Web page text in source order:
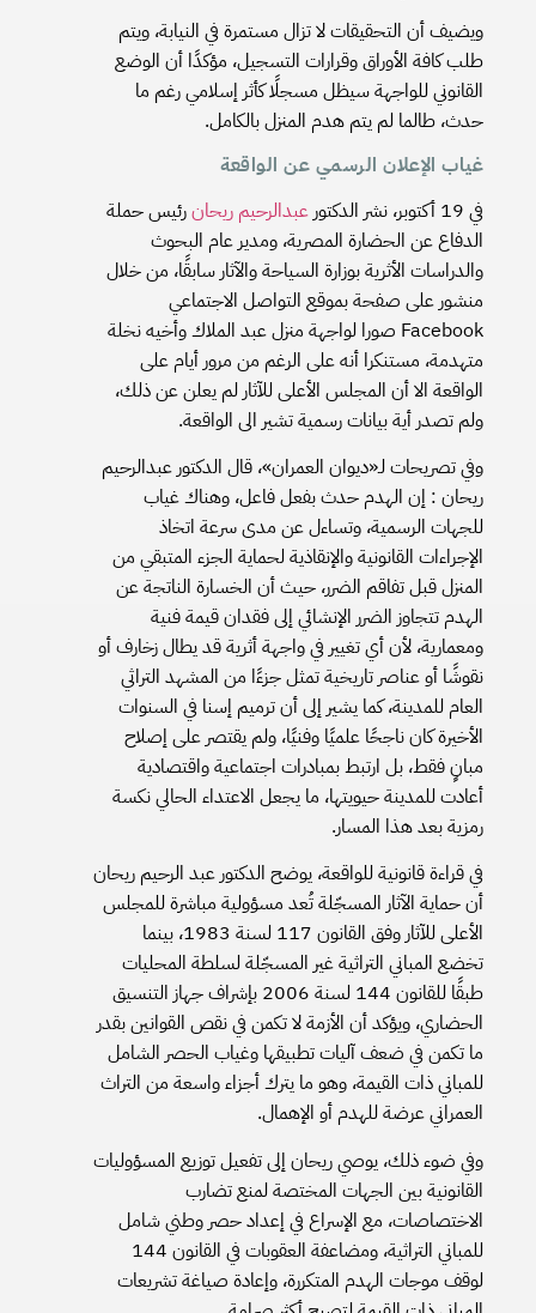
ويضيف أن التحقيقات لا تزال مستمرة في النيابة، ويتم
طلب كافة الأوراق وقرارات التسجيل، مؤكدًا أن الوضع
القانوني للواجهة سيظل مسجلًا كأثر إسلامي رغم ما
حدث، طالما لم يتم هدم المنزل بالكامل.
غياب الإعلان الرسمي عن الواقعة
في 19 أكتوبر، نشر الدكتور
عبدالرحيم ريحانرئيس حملة
الدفاع عن الحضارة المصرية، ومدير عام البحوث
والدراسات الأثرية بوزارة السياحة والآثار سابقًا، من خلال
منشور على صفحة بموقع التواصل الاجتماعي
Facebook صورا لواجهة منزل عبد الملاك وأخيه نخلة
متهدمة، مستنكرا أنه على الرغم من مرور أيام على
الواقعة الا أن المجلس الأعلى للآثار لم يعلن عن ذلك،
ولم تصدر أية بيانات رسمية تشير الى الواقعة.
وفي تصريحات لـ«ديوان العمران»، قال الدكتور عبدالرحيم
ريحان : إن الهدم حدث بفعل فاعل، وهناك غياب
للجهات الرسمية، وتساءل عن مدى سرعة اتخاذ
الإجراءات القانونية والإنقاذية لحماية الجزء المتبقي من
المنزل قبل تفاقم الضرر، حيث أن الخسارة الناتجة عن
الهدم تتجاوز الضرر الإنشائي إلى فقدان قيمة فنية
ومعمارية، لأن أي تغيير في واجهة أثرية قد يطال زخارف أو
نقوشًا أو عناصر تاريخية تمثل جزءًا من المشهد التراثي
العام للمدينة، كما يشير إلى أن ترميم إسنا في السنوات
الأخيرة كان ناجحًا علميًا وفنيًا، ولم يقتصر على إصلاح
مبانٍ فقط، بل ارتبط بمبادرات اجتماعية واقتصادية
أعادت للمدينة حيويتها، ما يجعل الاعتداء الحالي نكسة
رمزية بعد هذا المسار.
في قراءة قانونية للواقعة، يوضح الدكتور عبد الرحيم ريحان
أن حماية الآثار المسجّلة تُعد مسؤولية مباشرة للمجلس
الأعلى للآثار وفق القانون 117 لسنة 1983، بينما
تخضع المباني التراثية غير المسجّلة لسلطة المحليات
طبقًا للقانون 144 لسنة 2006 بإشراف جهاز التنسيق
الحضاري، ويؤكد أن الأزمة لا تكمن في نقص القوانين بقدر
ما تكمن في ضعف آليات تطبيقها وغياب الحصر الشامل
للمباني ذات القيمة، وهو ما يترك أجزاء واسعة من التراث
العمراني عرضة للهدم أو الإهمال.
وفي ضوء ذلك، يوصي ريحان إلى تفعيل توزيع المسؤوليات
القانونية بين الجهات المختصة لمنع تضارب
الاختصاصات، مع الإسراع في إعداد حصر وطني شامل
للمباني التراثية، ومضاعفة العقوبات في القانون 144
لوقف موجات الهدم المتكررة، وإعادة صياغة تشريعات